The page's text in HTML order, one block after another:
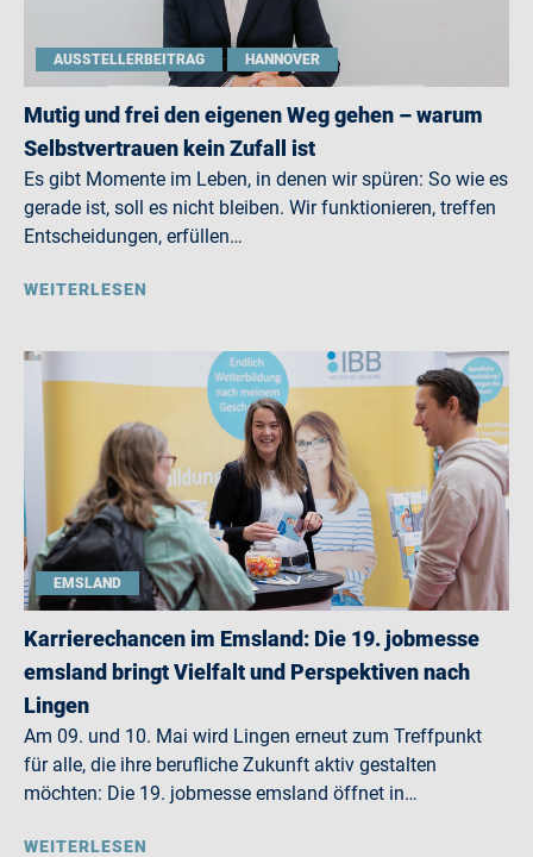
AUSSTELLERBEITRAG HANNOVER
Mutig und frei den eigenen Weg gehen – warum
Selbstvertrauen kein Zufall ist
Es gibt Momente im Leben, in denen wir spüren: So wie es
gerade ist, soll es nicht bleiben. Wir funktionieren, treffen
Entscheidungen, erfüllen…
WEITERLESEN
EMSLAND
Karrierechancen im Emsland: Die 19. jobmesse
emsland bringt Vielfalt und Perspektiven nach
Lingen
Am 09. und 10. Mai wird Lingen erneut zum Treffpunkt
für alle, die ihre berufliche Zukunft aktiv gestalten
möchten: Die 19. jobmesse emsland öffnet in…
WEITERLESEN